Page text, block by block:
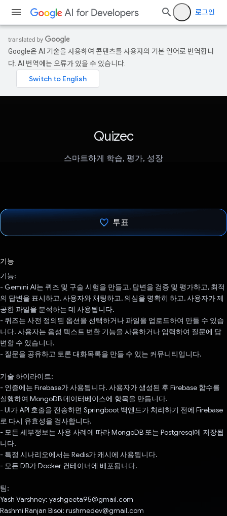
로그인
Google은 AI 기술을 사용하여 콘텐츠를 사용자의 기본 언어로 번역합니
다. AI 번역에는 오류가 있을 수 있습니다.
Quizec
스마트하게 학습, 평가, 성장
투표
기능
기능:
- Gemini AI는 퀴즈 및 구술 시험을 만들고, 답변을 검증 및 평가하고, 최적
의 답변을 표시하고, 사용자와 채팅하고, 의심을 명확히 하고, 사용자가 제
공한 파일을 분석하는 데 사용됩니다.
- 퀴즈는 사전 정의된 옵션을 선택하거나 파일을 업로드하여 만들 수 있습
니다. 사용자는 음성 텍스트 변환 기능을 사용하거나 입력하여 질문에 답
변할 수 있습니다.
- 질문을 공유하고 토론 대화목록을 만들 수 있는 커뮤니티입니다.
기술 하이라이트:
- 인증에는 Firebase가 사용됩니다. 사용자가 생성된 후 Firebase 함수를
실행하여 MongoDB 데이터베이스에 항목을 만듭니다.
- UI가 API 호출을 전송하면 Springboot 백엔드가 처리하기 전에 Firebase
로 다시 유효성을 검사합니다.
- 모든 세부정보는 사용 사례에 따라 MongoDB 또는 Postgresql에 저장됩
니다.
- 특정 시나리오에서는 Redis가 캐시에 사용됩니다.
- 모든 DB가 Docker 컨테이너에 배포됩니다.
팀:
Yash Varshney: yashgeeta95@gmail.com
Rashmi Ranjan Bisoi: rushmedev@gmail.com